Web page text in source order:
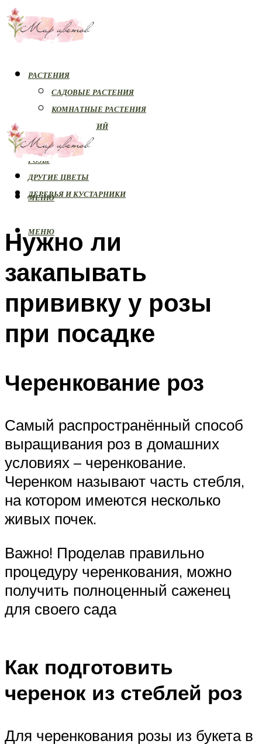
РАСТЕНИЯ
САДОВЫЕ РАСТЕНИЯ
КОМНАТНЫЕ РАСТЕНИЯ
БОЛЕЗНИ РАСТЕНИЙ
ОРХИДЕИ
РОЗЫ
ДРУГИЕ ЦВЕТЫ
ДЕРЕВЬЯ И КУСТАРНИКИ
МЕНЮ
МЕНЮ
Нужно ли
закапывать
прививку у розы
при посадке
Черенкование роз
Самый распространённый способ
выращивания роз в домашних
условиях – черенкование.
Черенком называют часть стебля,
на котором имеются несколько
живых почек.
Важно! Проделав правильно
процедуру черенкования, можно
получить полноценный саженец
для своего сада
Как подготовить
черенок из стеблей роз
Для черенкования розы из букета в